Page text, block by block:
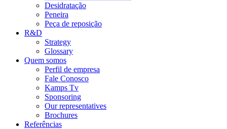
Desidratação
Peneira
Peça de reposição
R&D
Strategy
Glossary
Quem somos
Perfil de empresa
Fale Conosco
Kamps Tv
Sponsoring
Our representatives
Brochures
Referências